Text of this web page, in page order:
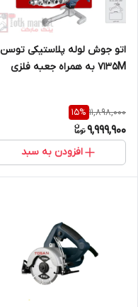
اتو جوش لوله پلاستیکی توسن
7135M به همراه جعبه فلزی
11,898,000
15%
9,999,900
افزودن به سبد